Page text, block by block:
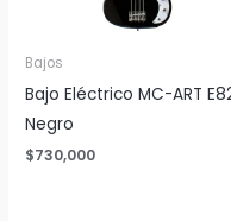
Bajos
Bajo Eléctrico MC-ART
Negro
$730,000